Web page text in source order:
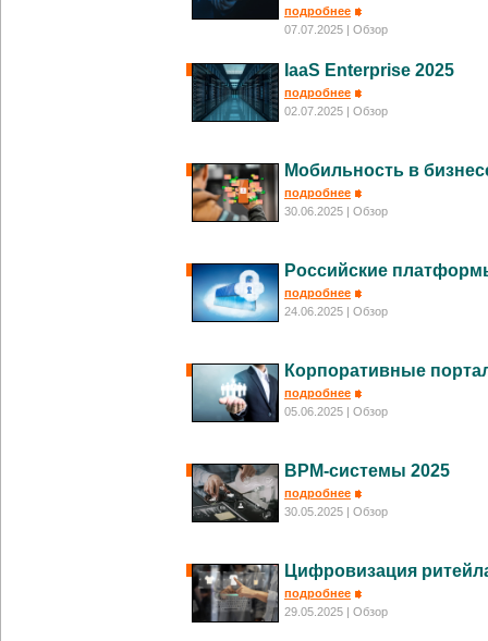
подробнее
07.07.2025
| Обзор
IaaS Enterprise 2025
подробнее
02.07.2025
| Обзор
Мобильность в
подробнее
30.06.2025
| Обзор
Российские
подробнее
24.06.2025
| Обзор
Корпоративные
подробнее
05.06.2025
| Обзор
BPM-системы 2025
подробнее
30.05.2025
| Обзор
Цифровизация
подробнее
29.05.2025
| Обзор